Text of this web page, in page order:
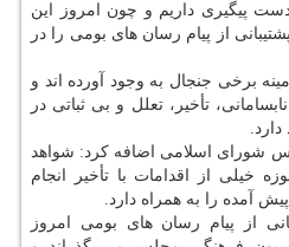
پیگیری داریم و چون امروز این
از پیام رسان های بومی را در
برخی جنجال به وجود آورده اند و
تأخیر، تعلل و بی ثباتی در
شورای اسلامی اضافه كرد: شواهد
خیلی از اقدامات با تأخیر انجام
آمده را به همراه دارد.
از پیام رسان های بومی امروز